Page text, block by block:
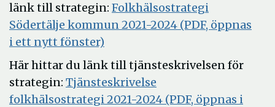
länk till strategin: Folkhälsostrategi
Södertälje kommun 2021-2024 (PDF, öppnas
i ett nytt fönster)
nytt
fönster
Här hittar du länk till tjänsteskrivelsen för
strategin: Tjänsteskrivelse
folkhälsostrategi 2021-2024 (PDF, öppnas i